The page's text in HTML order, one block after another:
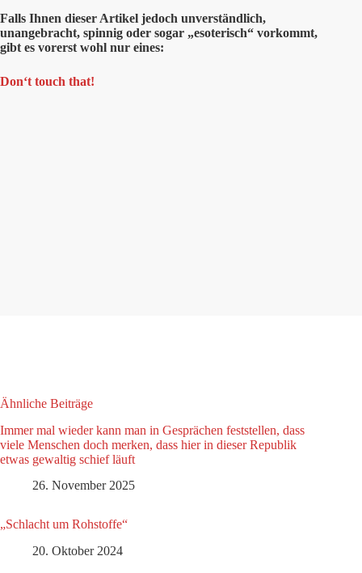
Falls Ihnen dieser Artikel jedoch unverständlich,
unangebracht, spinnig oder sogar „esoterisch“ vorkommt,
gibt es vorerst wohl nur eines:
Don‘t touch that!
Ähnliche Beiträge
Immer mal wieder kann man in Gesprächen feststellen, dass
viele Menschen doch merken, dass hier in dieser Republik
etwas gewaltig schief läuft
26. November 2025
„Schlacht um Rohstoffe“
20. Oktober 2024